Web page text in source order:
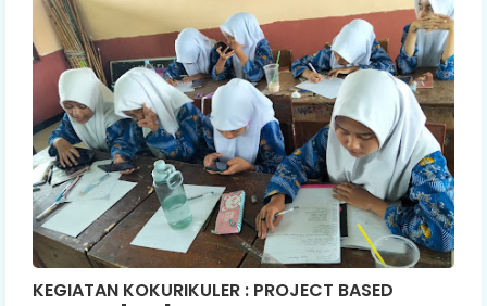
KEGIATAN KOKURIKULER : PROJECT BASED